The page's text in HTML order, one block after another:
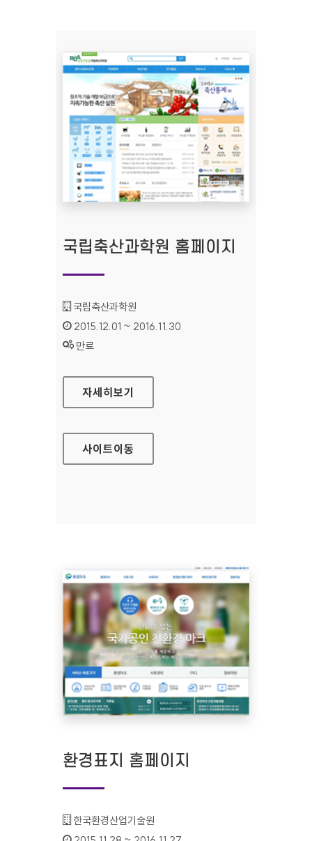
국립축산과학원 홈페이지
기관명 :
국립축산과학원
인증기간 :
2015.12.01 ~ 2016.11.30
상태 :
만료
국립축산과학원 홈페이지
자세히보기
사이트이동
환경표지 홈페이지
기관명 :
한국환경산업기술원